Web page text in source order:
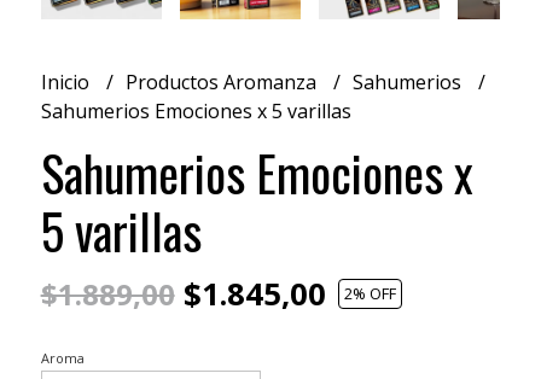
Inicio Productos Aromanza
Sahumerios
Sahumerios Emociones x 5 varillas
Sahumerios Emociones x
5 varillas
$1.889,00$1.845,00 2% OFF
Aroma